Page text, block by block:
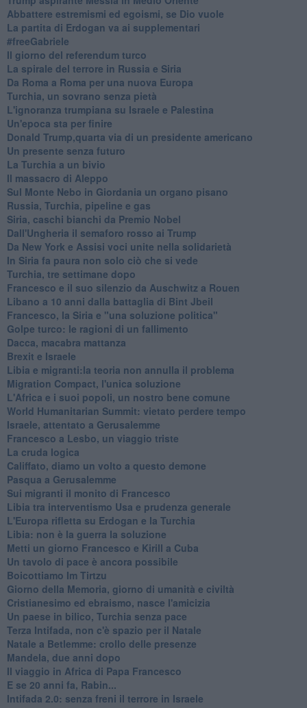
Abbattere estremismi ed egoismi, se Dio vuole
La partita di Erdogan va ai supplementari
#freeGabriele
Il giorno del referendum turco
La spirale del terrore in Russia e Siria
Da Roma a Roma per una nuova Europa
Turchia, un sovrano senza pietà
L'ignoranza trumpiana su Israele e Palestina
Un'epoca sta per finire
Donald Trump,quarta via di un presidente americano
Un presente senza futuro
La Turchia a un bivio
Il massacro di Aleppo
Sul Monte Nebo in Giordania un organo pisano
Russia, Turchia, pipeline e gas
Siria, caschi bianchi da Premio Nobel
Dall'Ungheria il semaforo rosso ai Trump
Da New York e Assisi voci unite nella solidarietà
In Siria fa paura non solo ciò che si vede
Turchia, tre settimane dopo
Francesco e il suo silenzio da Auschwitz a Rouen
Libano a 10 anni dalla battaglia di Bint Jbeil
Francesco, la Siria e "una soluzione politica"
Golpe turco: le ragioni di un fallimento
Dacca, macabra mattanza
Brexit e Israele
Libia e migranti:la teoria non annulla il problema
Migration Compact, l'unica soluzione
L'Africa e i suoi popoli, un nostro bene comune
World Humanitarian Summit: vietato perdere tempo
Israele, attentato a Gerusalemme
Francesco a Lesbo, un viaggio triste
La cruda logica
Califfato, diamo un volto a questo demone
Pasqua a Gerusalemme
Sui migranti il monito di Francesco
Libia tra interventismo Usa e prudenza generale
L'Europa rifletta su Erdogan e la Turchia
Libia: non è la guerra la soluzione
Metti un giorno Francesco e Kirill a Cuba
Un tavolo di pace è ancora possibile
Boicottiamo Im Tirtzu
Giorno della Memoria, giorno di umanità e civiltà
Cristianesimo ed ebraismo, nasce l'amicizia
Un paese in bilico, Turchia senza pace
Terza Intifada, non c'è spazio per il Natale
Natale a Betlemme: crollo delle presenze
Mandela, due anni dopo
Il viaggio in Africa di Papa Francesco
E se 20 anni fa, Rabin...
Intifada 2.0: senza freni il terrore in Israele